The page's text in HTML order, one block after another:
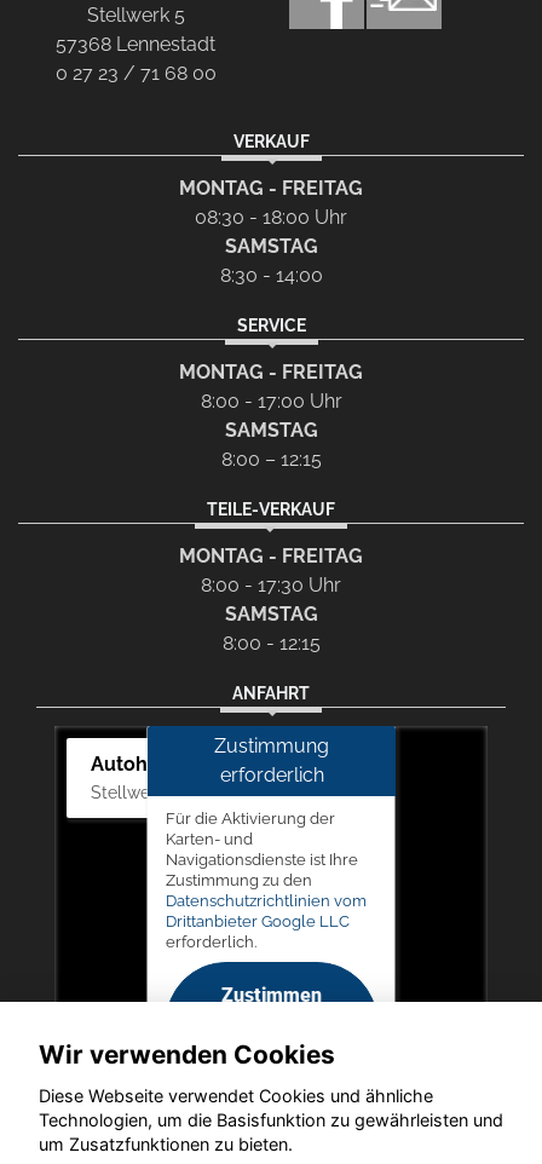
Stellwerk 5
57368 Lennestadt
0 27 23 / 71 68 00
VERKAUF
MONTAG - FREITAG
08:30 - 18:00 Uhr
SAMSTAG
8:30 - 14:00
SERVICE
MONTAG - FREITAG
8:00 - 17:00 Uhr
SAMSTAG
8:00 – 12:15
TEILE-VERKAUF
MONTAG - FREITAG
8:00 - 17:30 Uhr
SAMSTAG
8:00 - 12:15
ANFAHRT
Autohaus Picker
Stellwerk 5, 57368 Lennestadt
Zustimmung
erforderlich
Für die Aktivierung der
Karten- und
Navigationsdienste ist Ihre
Zustimmung zu den
Datenschutzrichtlinien vom
Drittanbieter Google LLC
erforderlich.
Zustimmen
aktivieren
Wir verwenden Cookies
Diese Webseite verwendet Cookies und ähnliche
Technologien, um die Basisfunktion zu gewährleisten und
um Zusatzfunktionen zu bieten.